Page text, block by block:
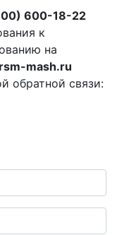
600-18-22
к
на
mash.ru
обратной связи: